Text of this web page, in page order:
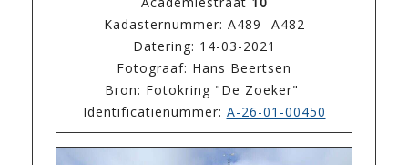
Kadasternummer: A489 -A482
Datering: 14-03-2021
Fotograaf: Hans Beertsen
Bron: Fotokring "De Zoeker"
Identificatienummer: A-26-01-00450